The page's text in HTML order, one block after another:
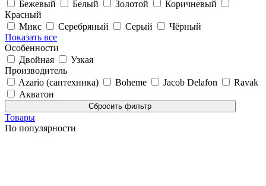
Бежевый
Белый Золотой
Коричневый
Красный
Микс
Серебряный Серый
Чёрный
Показать все
Особенности
Двойная
Узкая
Производитель
Azario (сантехника)
Boheme Jacob Delafon
Ravak
Акватон
Товары
По популярности